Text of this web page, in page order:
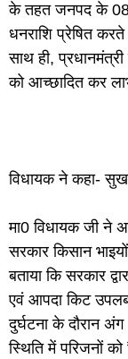
के तहत जनपद के 08
धनराशि प्रेषित
साथ ही,
को आच्छादित कर
विधायक ने कहा-
मा0 विधायक जी ने
सरकार किसान
बताया कि सरकार
एवं आपदा किट
दुर्घटना के दौरान
स्थिति में परिजनों